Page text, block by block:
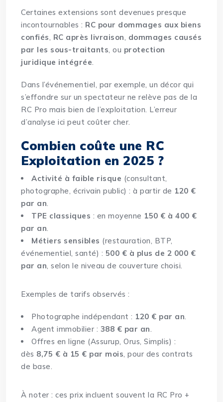
Certaines extensions sont devenues presque
incontournables : RC pour dommages aux biens
confiés, RC après livraison, dommages causés
par les sous-traitants, ou protection
juridique intégrée.
Dans l’événementiel, par exemple, un décor qui
s’effondre sur un spectateur ne relève pas de la
RC Pro mais bien de l’exploitation. L’erreur
d’analyse ici peut coûter cher.
Combien coûte une RC
Exploitation en 2025 ?
Activité à faible risque (consultant,
photographe, écrivain public) : à partir de 120 €
par an.
TPE classiques : en moyenne 150 € à 400 €
par an.
Métiers sensibles (restauration, BTP,
événementiel, santé) : 500 € à plus de 2 000 €
par an, selon le niveau de couverture choisi.
Exemples de tarifs observés :
Photographe indépendant : 120 € par an.
Agent immobilier : 388 € par an.
Offres en ligne (Assurup, Orus, Simplis) :
dès 8,75 € à 15 € par mois, pour des contrats
de base.
À noter : ces prix incluent souvent la RC Pro +